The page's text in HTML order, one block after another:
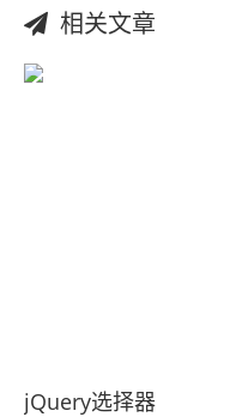
相关文章
jQuery选择器